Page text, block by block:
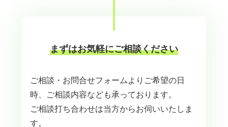
まずはお気軽にご相談ください
ご相談・お問合せフォームよりご希望の日
時、ご相談内容なども承っております。
ご相談打ち合わせは当方からお伺いいたしま
す。